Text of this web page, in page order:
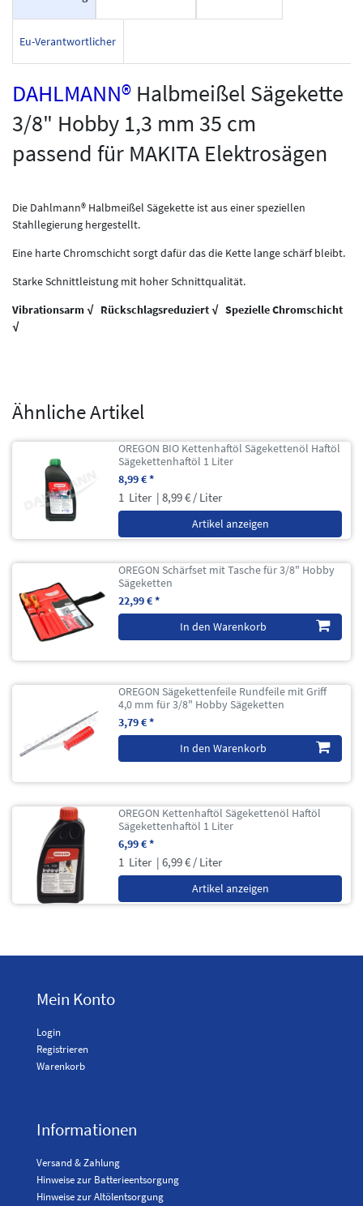
Eu-Verantwortlicher
DAHLMANN® Halbmeißel Sägekette
3/8" Hobby 1,3 mm 35 cm
passend für MAKITA Elektrosägen
Die Dahlmann® Halbmeißel Sägekette ist aus einer speziellen
Stahllegierung hergestellt.
Eine harte Chromschicht sorgt dafür das die Kette lange schärf bleibt.
Starke Schnittleistung mit hoher Schnittqualität.
Vibrationsarm √ Rückschlagsreduziert √ Spezielle Chromschicht
√
Ähnliche Artikel
OREGON BIO Kettenhaftöl Sägekettenöl Haftöl
Sägekettenhaftöl 1 Liter
8,99 € *
1 Liter | 8,99 € / Liter
Artikel anzeigen
OREGON Schärfset mit Tasche für 3/8" Hobby
Sägeketten
22,99 € *
In den Warenkorb
OREGON Sägekettenfeile Rundfeile mit Griff
4,0 mm für 3/8" Hobby Sägeketten
3,79 € *
In den Warenkorb
OREGON Kettenhaftöl Sägekettenöl Haftöl
Sägekettenhaftöl 1 Liter
6,99 € *
1 Liter | 6,99 € / Liter
Artikel anzeigen
Mein Konto
Login
Registrieren
Warenkorb
Informationen
Versand & Zahlung
Hinweise zur Batterieentsorgung
Hinweise zur Altölentsorgung